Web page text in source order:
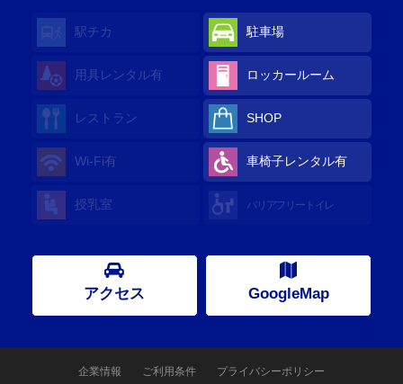
駅チカ 駐車場
用具レンタル有 ロッカールーム
レストラン SHOP
Wi-Fi有 車椅子レンタル有
授乳室 バリアフリートイレ
アクセス GoogleMap
企業情報 ご利用条件 プライバシーポリシー